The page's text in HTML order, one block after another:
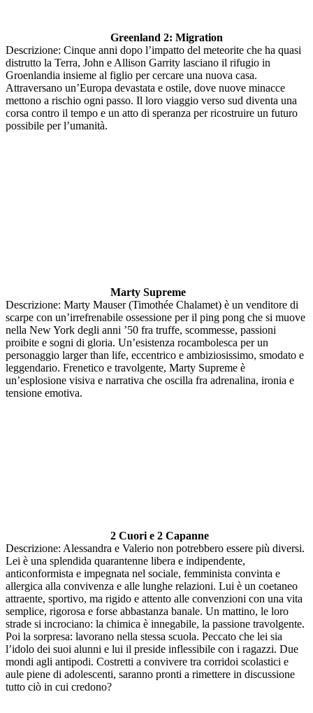
Greenland 2: Migration
Descrizione: Cinque anni dopo l’impatto del meteorite che ha quasi
distrutto la Terra, John e Allison Garrity lasciano il rifugio in
Groenlandia insieme al figlio per cercare una nuova casa.
Attraversano un’Europa devastata e ostile, dove nuove minacce
mettono a rischio ogni passo. Il loro viaggio verso sud diventa una
corsa contro il tempo e un atto di speranza per ricostruire un futuro
possibile per l’umanità.
Marty Supreme
Descrizione: Marty Mauser (Timothée Chalamet) è un venditore di
scarpe con un’irrefrenabile ossessione per il ping pong che si muove
nella New York degli anni ’50 fra truffe, scommesse, passioni
proibite e sogni di gloria. Un’esistenza rocambolesca per un
personaggio larger than life, eccentrico e ambiziosissimo, smodato e
leggendario. Frenetico e travolgente, Marty Supreme è
un’esplosione visiva e narrativa che oscilla fra adrenalina, ironia e
tensione emotiva.
2 Cuori e 2 Capanne
Descrizione: Alessandra e Valerio non potrebbero essere più diversi.
Lei è una splendida quarantenne libera e indipendente,
anticonformista e impegnata nel sociale, femminista convinta e
allergica alla convivenza e alle lunghe relazioni. Lui è un coetaneo
attraente, sportivo, ma rigido e attento alle convenzioni con una vita
semplice, rigorosa e forse abbastanza banale. Un mattino, le loro
strade si incrociano: la chimica è innegabile, la passione travolgente.
Poi la sorpresa: lavorano nella stessa scuola. Peccato che lei sia
l’idolo dei suoi alunni e lui il preside inflessibile con i ragazzi. Due
mondi agli antipodi. Costretti a convivere tra corridoi scolastici e
aule piene di adolescenti, saranno pronti a rimettere in discussione
tutto ciò in cui credono?